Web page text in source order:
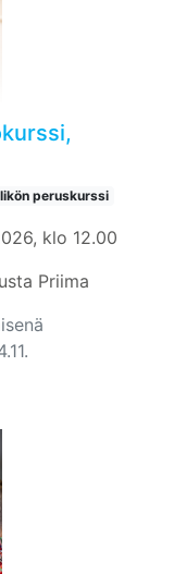
peruskurssi
klo 12.00
Priima